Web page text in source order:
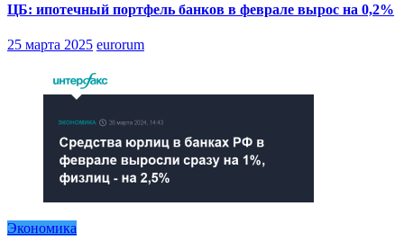
ЦБ: ипотечный портфель банков в феврале вырос на 0,2%
25 марта 2025 eurorum
Экономика